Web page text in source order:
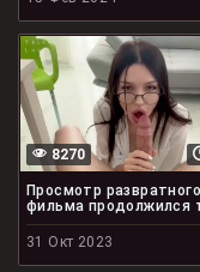
8270
Просмотр развратного
фильма продолжился
31 Окт 2023